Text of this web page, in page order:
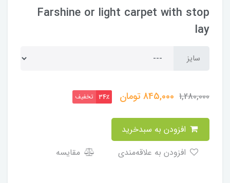
Farshine or light carpet with stop
lay
سایز
1,280,000
845,000تومان 34٪ تخفیف
مقایسه